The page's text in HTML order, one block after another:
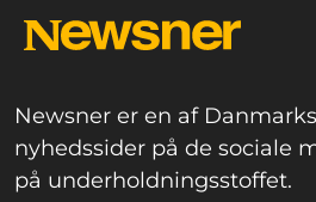
Newsner er en af
nyhedssider på de sociale
på underholdningsstoffet.